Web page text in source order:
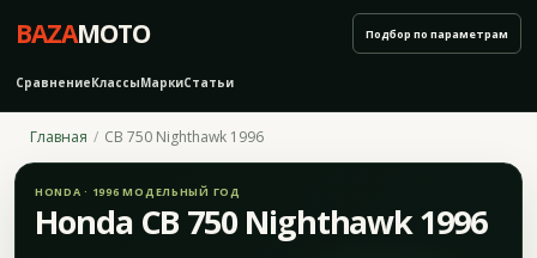
BAZAMOTO
СравнениеКлассыМаркиСтатьи
Подбор по параметрам
Главная CB 750 Nighthawk 1996
HONDA · 1996 МОДЕЛЬНЫЙ ГОД
Honda CB 750 Nighthawk 1996